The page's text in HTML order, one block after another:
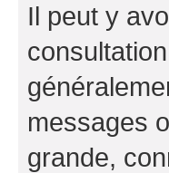
Il peut y
messages
grande,